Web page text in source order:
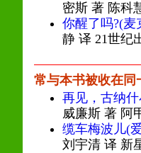
密斯 著 陈科
你醒了吗?(麦
静 译 21世纪
常与本书被收在同
再见，古纳
威廉斯 著 阿
缆车梅波儿(
刘宇清 译 新